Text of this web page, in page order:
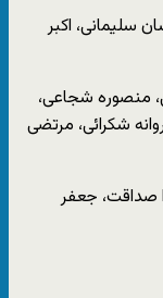
سلیمانی، اکبر
منصوره شجاعی،
شکرائی، مرتضی
صداقت، جعفر